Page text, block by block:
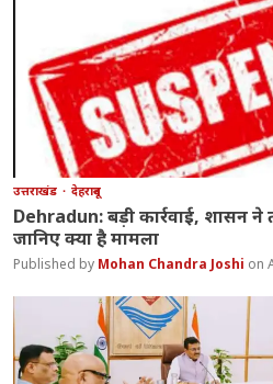
उत्तराखंड देहरादून
Dehradun: बड़ी कार्रवाई, शासन ने
जानिए क्या है मामला
Mohan Chandra Joshi